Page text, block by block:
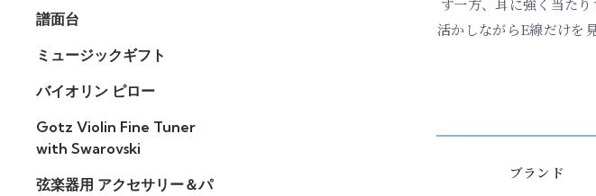
譜面台
ミュージックギフト
バイオリン ピロー
Gotz Violin Fine Tuner
with Swarovski
弦楽器用 アクセサリー＆パ
す一方、耳に強く当た
活かしながらE線だけを
ブランド